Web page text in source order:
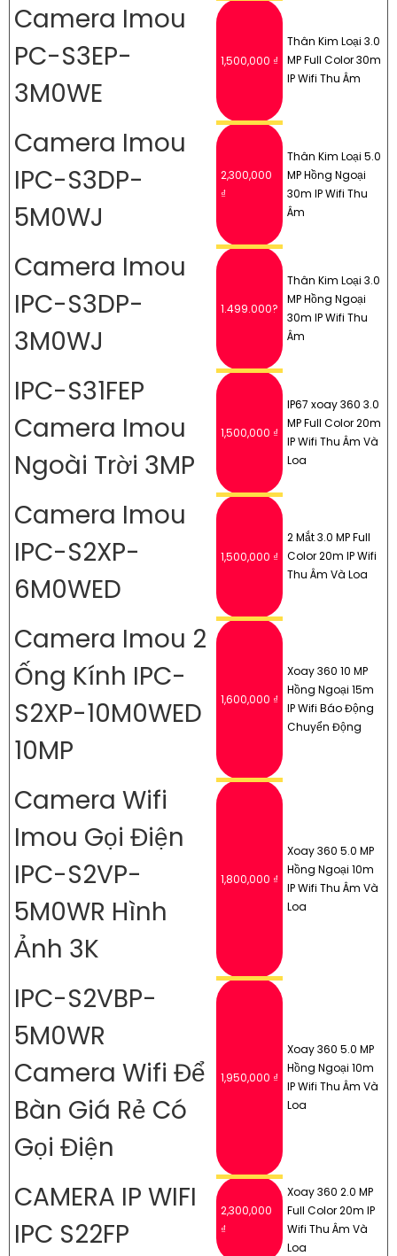
Camera Imou
PC-S3EP-
3M0WE
1,500,000 ₫
Thân Kim Loại 3.0
MP Full Color 30m
IP Wifi Thu Âm
Camera Imou
IPC-S3DP-
5M0WJ
2,300,000
₫
Thân Kim Loại 5.0
MP Hồng Ngoại
30m IP Wifi Thu
Âm
Camera Imou
IPC-S3DP-
3M0WJ
1.499.000?
Thân Kim Loại 3.0
MP Hồng Ngoại
30m IP Wifi Thu
Âm
IPC-S31FEP
Camera Imou
Ngoài Trời 3MP
1,500,000 ₫
IP67 xoay 360 3.0
MP Full Color 20m
IP Wifi Thu Âm Và
Loa
Camera Imou
IPC-S2XP-
6M0WED
1,500,000 ₫
2 Mắt 3.0 MP Full
Color 20m IP Wifi
Thu Âm Và Loa
Camera Imou 2
Ống Kính IPC-
S2XP-10M0WED
10MP
1,600,000 ₫
Xoay 360 10 MP
Hồng Ngoại 15m
IP Wifi Báo Động
Chuyển Động
Camera Wifi
Imou Gọi Điện
IPC-S2VP-
5M0WR Hình
Ảnh 3K
1,800,000 ₫
Xoay 360 5.0 MP
Hồng Ngoại 10m
IP Wifi Thu Âm Và
Loa
IPC-S2VBP-
5M0WR
Camera Wifi Để
Bàn Giá Rẻ Có
Gọi Điện
1,950,000 ₫
Xoay 360 5.0 MP
Hồng Ngoại 10m
IP Wifi Thu Âm Và
Loa
CAMERA IP WIFI
IPC S22FP
2,300,000
₫
Xoay 360 2.0 MP
Full Color 20m IP
Wifi Thu Âm Và
Loa